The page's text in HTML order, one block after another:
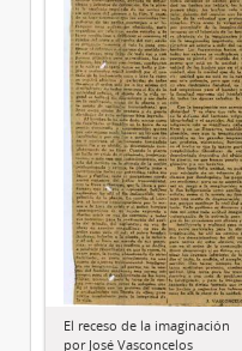
El receso de la imaginación
por José Vasconcelos